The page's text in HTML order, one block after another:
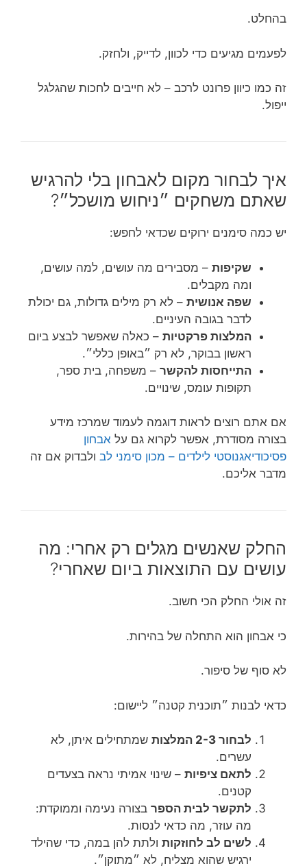
בהחלט.
לפעמים מגיעים כדי לכוון, לדייק, ולחזק.
זה כמו כיוון פרונט לרכב – לא חייבים לחכות שהגלגל
ייפול.
איך לבחור מקום לאבחון בלי להרגיש
שאתם משחקים ״ניחוש מושכל״?
יש כמה סימנים ירוקים שכדאי לחפש:
שקיפות – מסבירים מה עושים, למה עושים,
ומה מקבלים.
שפה אנושית – לא רק מילים גדולות, גם יכולת
לדבר בגובה העיניים.
המלצות פרקטיות – כאלה שאפשר לבצע ביום
ראשון בבוקר, לא רק ״באופן כללי״.
התייחסות להקשר – משפחה, בית ספר,
תקופות עומס, שינויים.
אם אתם רוצים לראות דוגמה לעמוד שמרכז מידע
בצורה מסודרת, אפשר לקרוא גם על אבחון
פסיכודיאגנוסטי לילדים – מכון סימני לב ולבדוק אם זה
מדבר אליכם.
החלק שאנשים מגלים רק אחרי: מה
עושים עם התוצאות ביום שאחרי?
זה אולי החלק הכי חשוב.
כי אבחון הוא התחלה של בהירות.
לא סוף של סיפור.
כדאי לבנות ״תוכנית קטנה״ ליישום:
לבחור 2-3 המלצות
שמתחילים איתן, לא
עשרים.
לתאם ציפיות – שינוי אמיתי נראה בצעדים
קטנים.
לתקשר לבית הספר בצורה נעימה וממוקדת:
מה עוזר, מה כדאי לנסות.
לשים לב לחוזקות ולתת להן במה, כדי שהילד
ירגיש שהוא מצליח, לא ״מתוקן״.